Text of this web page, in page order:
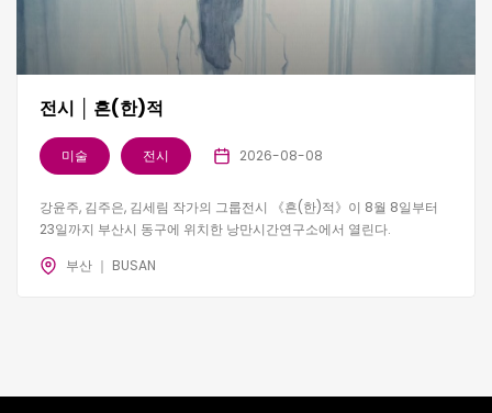
전시 │ 흔(한)적
미술 전시 2026-08-08
강윤주, 김주은, 김세림 작가의 그룹전시 《흔(한)적》이 8월 8일부터
23일까지 부산시 동구에 위치한 낭만시간연구소에서 열린다.
부산 ｜ BUSAN